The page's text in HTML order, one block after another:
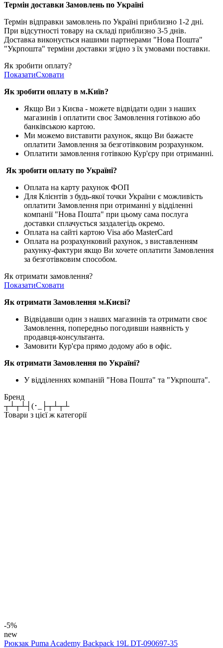
Термін доставки Замовлень по Україні
Термін відправки замовлень по Україні приблизно 1-2 дні.
При відсутності товару на складі приблизно 3-5 днів.
Доставка виконується нашими партнерами "Нова Пошта"
"Укрпошта" терміни доставки згідно з їх умовами поставки.
Як зробити оплату?
ПоказатиСховати
Як зробити оплату в м.Київ?
Якщо Ви з Києва - можете відвідати один з наших
магазинів і оплатити своє Замовлення готівкою або
банківською картою.
Ми можемо виставити рахунок, якщо Ви бажаєте
оплатити Замовлення за безготівковим розрахунком.
Оплатити замовлення готівкою Кур'єру при отриманні.
Як зробити оплату по Україні?
Оплата на карту рахунок ФОП
Для Клієнтів з будь-якої точки України є можливість
оплатити Замовлення при отриманні у відділенні
компанії "Нова Пошта" при цьому сама послуга
доставки сплачується заздалегідь окремо.
Оплата на сайті картою Visa або MasterCard
Оплата на розрахунковий рахунок, з виставленням
рахунку-фактури якщо Ви хочете оплатити Замовлення
за безготівковим способом.
Як отримати замовлення?
ПоказатиСховати
Як отримати Замовлення м.Києві?
Відвідавши один з наших магазинів та отримати своє
Замовлення, попередньо погодивши наявність у
продавця-консультанта.
Замовити Кур'єра прямо додому або в офіс.
Як отримати Замовлення по Україні?
У відділеннях компаній "Нова Пошта" та "Укрпошта".
Бренд
┬┴┬┴┤(･_├┬┴┬┴
Товари з цієї ж категорії
-5%
new
Рюкзак Puma Academy Backpack 19L DT-090697-35